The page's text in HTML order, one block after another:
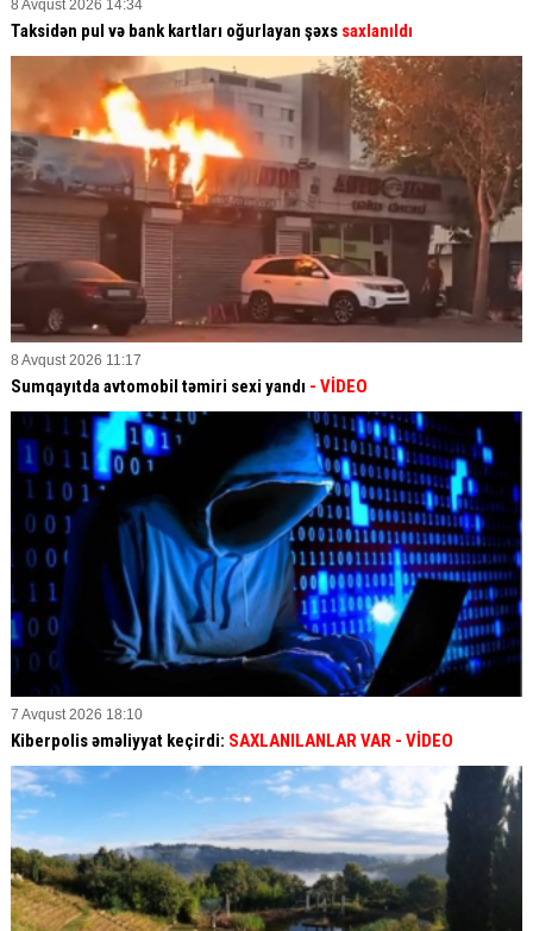
8 Avqust 2026 14:34
Taksidən pul və bank kartları oğurlayan şəxs saxlanıldı
8 Avqust 2026 11:17
Sumqayıtda avtomobil təmiri sexi yandı - VİDEO
7 Avqust 2026 18:10
Kiberpolis əməliyyat keçirdi: SAXLANILANLAR VAR - VİDEO